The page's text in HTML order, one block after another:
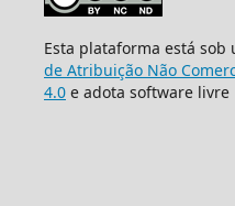
Esta plataforma está sob
de Atribuição Não
4.0 e adota software livre